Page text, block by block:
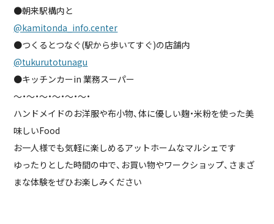
●朝来駅構内と
@kamitonda_info.center
●つくるとつなぐ(駅から歩いてすぐ)の店舗内
@tukurutotunagu
●キッチンカーin 業務スーパー
～・～・～・～・～・～・
ハンドメイドのお洋服や布小物、体に優しい麹・米粉を使った美
味しいFood
お一人様でも気軽に楽しめるアットホームなマルシェです
ゆったりとした時間の中で、お買い物やワークショップ、さまざ
まな体験をぜひお楽しみください